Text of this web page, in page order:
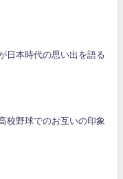
日本時代の思い出を語る
校野球でのお互いの印象